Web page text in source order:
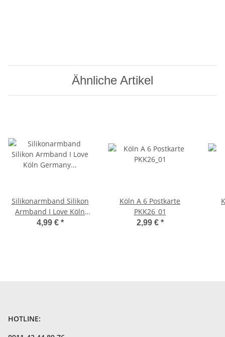
Ähnliche Artikel
Silikonarmband Silikon
Armband I Love Köln
Germany Deutschland
4,99 € *
Köln A 6 Postkarte
PKK26_01
2,99 € *
HOTLINE: